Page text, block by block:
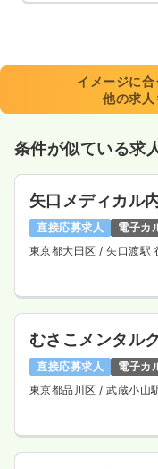
イメージに
他の求人
条件が似ている求
矢口メディカル
直接応募求人
電子カ
東京都大田区/ 矢口渡駅
むさこメンタル
直接応募求人
電子カ
東京都品川区/ 武蔵小山